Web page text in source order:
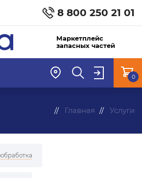
8 800 250 21 01
Маркетплейс
запасных частей
0
Главная Услуги